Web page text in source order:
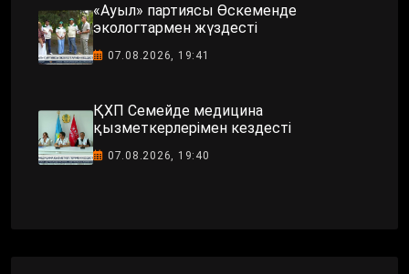
«Ауыл» партиясы Өскеменде
экологтармен жүздесті
07.08.2026, 19:41
ҚХП Семейде медицина
қызметкерлерімен кездесті
07.08.2026, 19:40